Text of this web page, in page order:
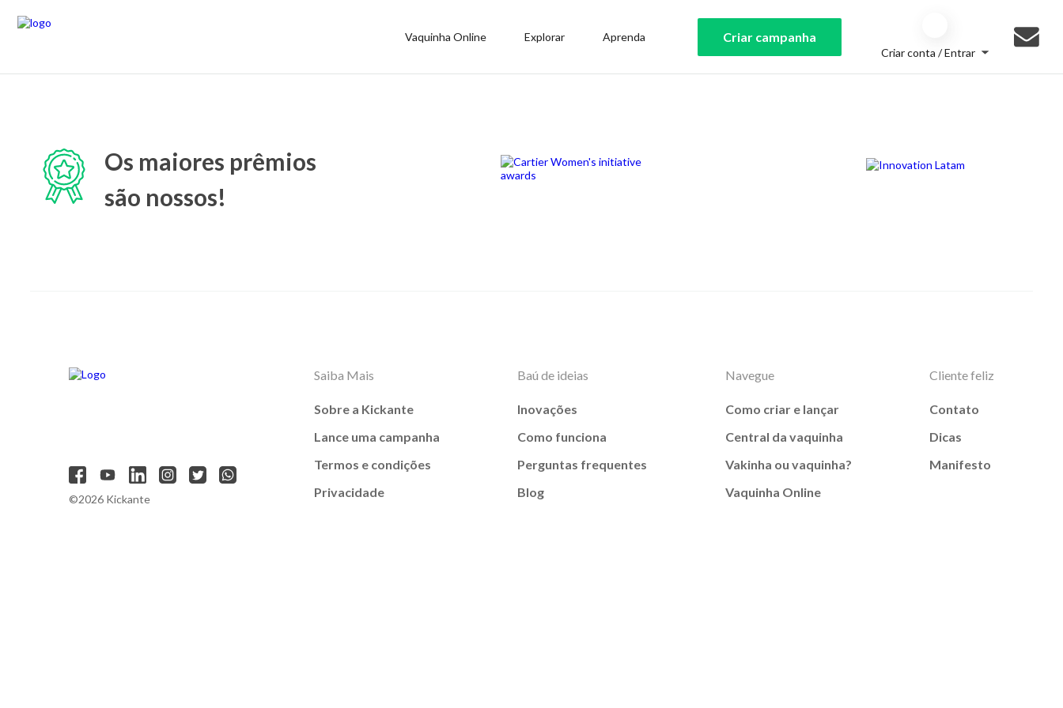
Vaquinha Online Explorar Aprenda Criar campanha
Criar conta / Entrar
Os maiores prêmios
são nossos!
©2026 Kickante
Saiba Mais
Sobre a Kickante
Lance uma campanha
Termos e condições
Privacidade
Baú de ideias
Inovações
Como funciona
Perguntas frequentes
Blog
Navegue
Como criar e lançar
Central da vaquinha
Vakinha ou vaquinha?
Vaquinha Online
Cliente feliz
Contato
Dicas
Manifesto